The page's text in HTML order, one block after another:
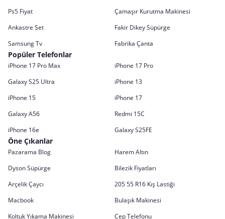
Ps5 Fiyat
Çamaşır Kurutma Makinesi
Ankastre Set
Fakir Dikey Süpürge
Samsung Tv
Fabrika Çanta
Popüler Telefonlar
iPhone 17 Pro Max
iPhone 17 Pro
Galaxy S25 Ultra
iPhone 13
iPhone 15
iPhone 17
Galaxy A56
Redmi 15C
iPhone 16e
Galaxy S25FE
Öne Çıkanlar
Pazarama Blog
Harem Altın
Dyson Süpürge
Bilezik Fiyatları
Arçelik Çaycı
205 55 R16 Kış Lastiği
Macbook
Bulaşık Makinesi
Koltuk Yıkama Makinesi
Cep Telefonu